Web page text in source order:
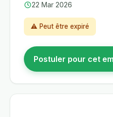
22 Mar 2026
⚠ Peut être expiré
Postuler pour cet